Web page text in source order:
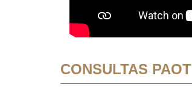
CONSULTAS PAOT